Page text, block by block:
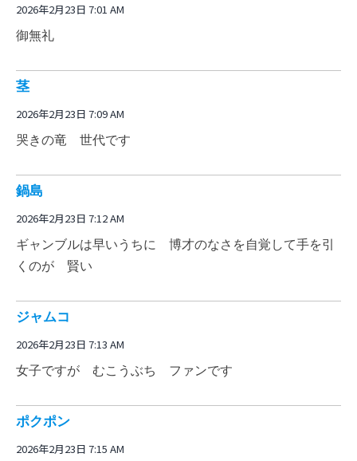
2026年2月23日 7:01 AM
御無礼
茎
2026年2月23日 7:09 AM
哭きの竜 世代です
鍋島
2026年2月23日 7:12 AM
ギャンブルは早いうちに 博才のなさを自覚して手を引
くのが 賢い
ジャムコ
2026年2月23日 7:13 AM
女子ですが むこうぶち ファンです
ポクポン
2026年2月23日 7:15 AM